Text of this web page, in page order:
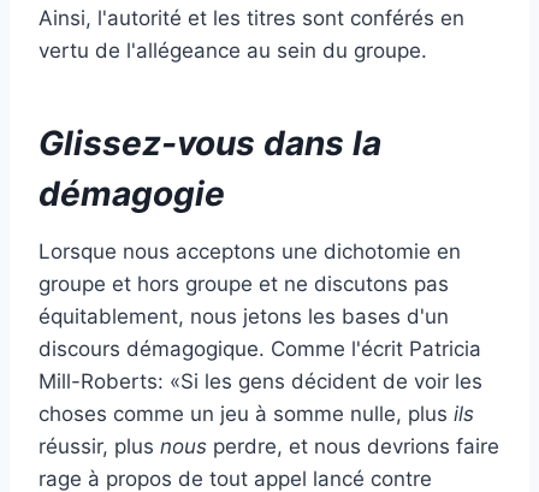
Ainsi, l'autorité et les titres sont conférés en
vertu de l'allégeance au sein du groupe.
Glissez-vous dans la
démagogie
Lorsque nous acceptons une dichotomie en
groupe et hors groupe et ne discutons pas
équitablement, nous jetons les bases d'un
discours démagogique. Comme l'écrit Patricia
Mill-Roberts: «Si les gens décident de voir les
choses comme un jeu à somme nulle, plus ils
réussir, plus nous perdre, et nous devrions faire
rage à propos de tout appel lancé contre